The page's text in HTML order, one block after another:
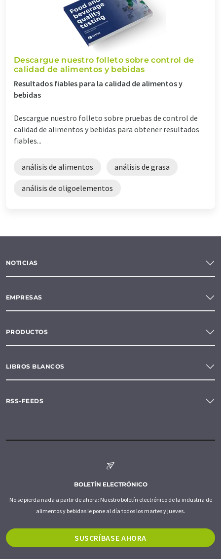
Descargue nuestro folleto sobre control de
calidad de alimentos y bebidas
Resultados fiables para la calidad de alimentos y
bebidas
Descargue nuestro folleto sobre pruebas de control de
calidad de alimentos y bebidas para obtener resultados
fiables...
análisis de alimentos análisis de grasa
análisis de oligoelementos
NOTICIAS
EMPRESAS
PRODUCTOS
LIBROS BLANCOS
RSS-FEEDS
BOLETÍN ELECTRÓNICO
No se pierda nada a partir de ahora: Nuestro boletín electrónico de la industria de
alimentos y bebidas le pone al día todos los martes y jueves.
SUSCRÍBASE AHORA